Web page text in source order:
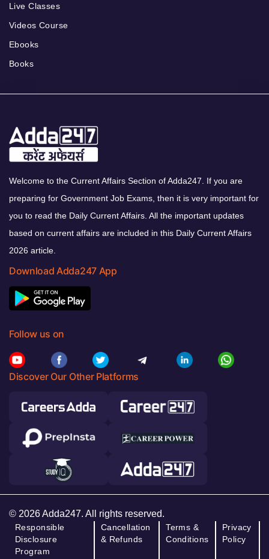
Live Classes
Videos Course
Ebooks
Books
Welcome to the Current Affairs Section of Adda247. If you are
preparing for Government Job Exams, then it is very important for
you to read the Daily Current Affairs. All the important updates
based on current affairs are included in this Daily Current Affairs
2026 article.
Download Adda247 App
Follow us on
Discover Our Other Platforms
© 2026 Adda247. All rights reserved.
Responsible
Disclosure
Program
Cancellation
& Refunds
Terms &
Conditions
Privacy
Policy